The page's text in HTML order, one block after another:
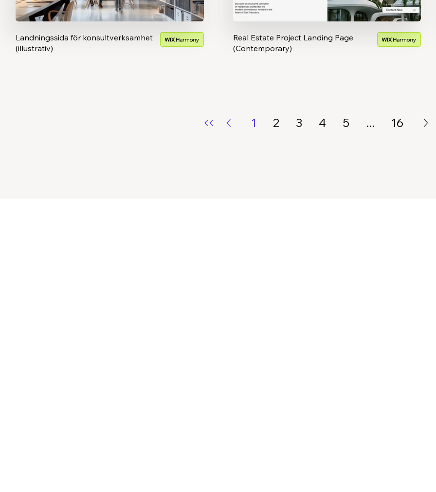
Landningssida för konsultverksamhet
(illustrativ)
Real Estate Project Landing Page
(Contemporary)
1 2 3 4 5 ... 16